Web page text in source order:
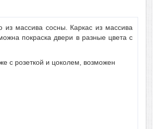
из массива сосны. Каркас из массива
покраска двери в разные цвета с
с розеткой и цоколем, возможен